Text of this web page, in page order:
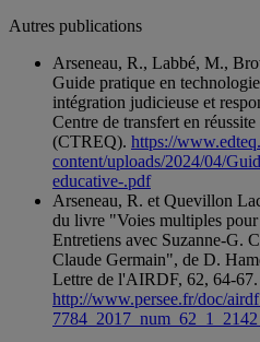
Autres publications
Arseneau, R., Labbé, M.,
Guide pratique en
intégration judicieuse et
Centre de transfert en
(CTREQ). https://
content/uploads/2024/04/
educative-.pdf
Arseneau, R. et Quevillon
du livre "Voies multiples
Entretiens avec Suzanne-G.
Claude Germain", de D.
Lettre de l'AIRDF, 62, 64-67.
http://www.persee.fr/doc/